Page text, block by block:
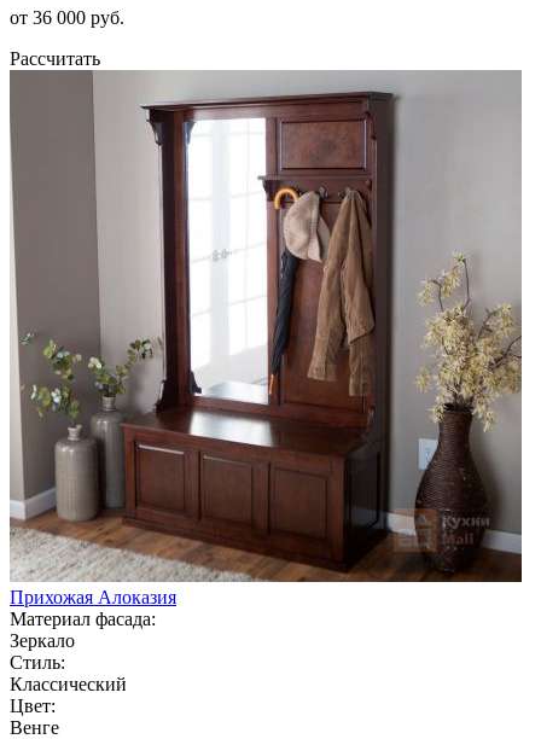
от 36 000 руб.
Рассчитать
Прихожая Алоказия
Материал фасада:
Зеркало
Стиль:
Классический
Цвет:
Венге